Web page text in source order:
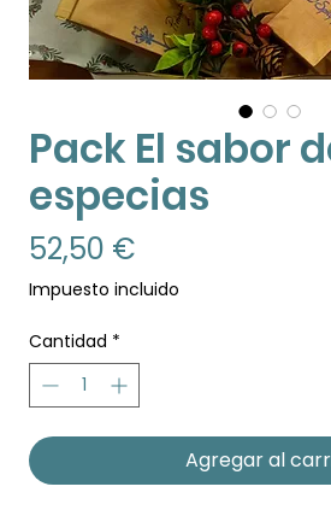
Pack El sabor
especias
52,50 €Precio
Impuesto incluido
Cantidad *
Agregar al